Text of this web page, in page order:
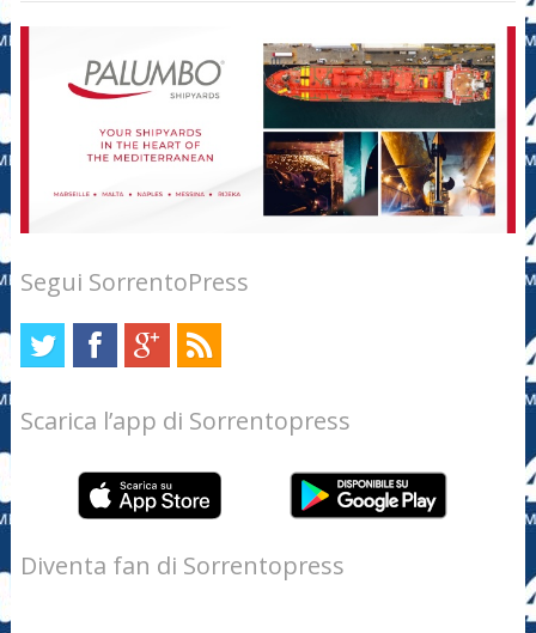
Segui SorrentoPress
Scarica l’app di Sorrentopress
Diventa fan di Sorrentopress